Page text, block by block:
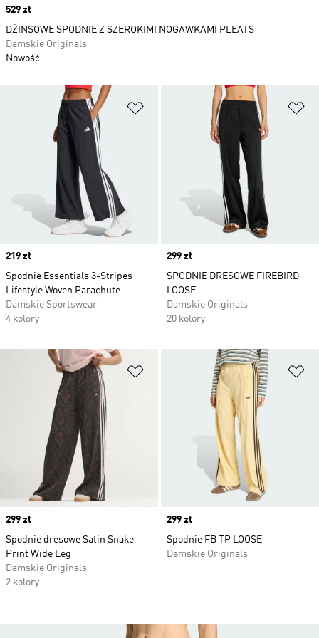
Dodaj do listy życzeń
Price
219 zł
Spodnie Essentials 3-Stripes
Lifestyle Woven Parachute
Damskie Sportswear
4 kolory
Price
299 zł
SPODNIE DRESOWE FIREBIRD
LOOSE
Damskie Originals
20 kolory
Dodaj do listy życzeń
Price
299 zł
Spodnie dresowe Satin Snake
Print Wide Leg
Damskie Originals
2 kolory
Price
299 zł
Spodnie FB TP LOOSE
Damskie Originals
Price
529 zł
DŻINSOWE SPODNIE Z SZEROKIMI NOGAWKAMI PLEATS
Damskie Originals
Nowość